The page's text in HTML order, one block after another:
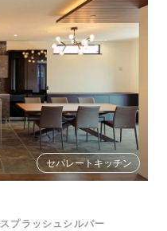
セパレートキッチン
スプラッシュシルバー